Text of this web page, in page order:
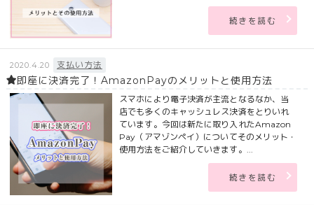
続きを読む
2020.4.20 支払い方法
即座に決済完了！AmazonPayのメリットと使用方法
スマホにより電子決済が主流となるなか、当
店でも多くのキャッシュレス決済をとりいれ
ています。今回は新たに取り入れたAmazon
Pay（アマゾンペイ）についてそのメリット・
使用方法をご紹介していきます。...
続きを読む